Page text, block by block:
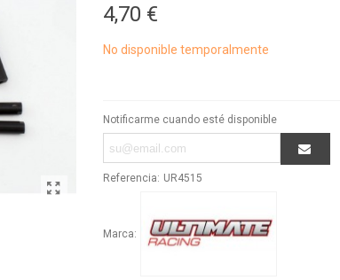
4,70 €
No disponible temporalmente
Notificarme cuando esté disponible
Referencia: UR4515
Marca: